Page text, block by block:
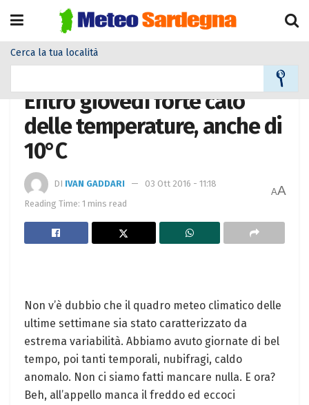
Cerca la tua località
Entro giovedì forte calo
delle temperature, anche di
10°C
DI IVAN GADDARI
03 Ott 2016 - 11:18
Reading Time: 1 mins read
AA
Non v’è dubbio che il quadro meteo climatico delle
ultime settimane sia stato caratterizzato da
estrema variabilità. Abbiamo avuto giornate di bel
tempo, poi tanti temporali, nubifragi, caldo
anomalo. Non ci siamo fatti mancare nulla. E ora?
Beh, all’appello manca il freddo ed eccoci